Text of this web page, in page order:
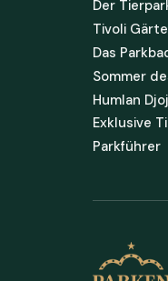
Der
Tivoli
Das
Sommer
Humlan
Exklusive
Parkführer